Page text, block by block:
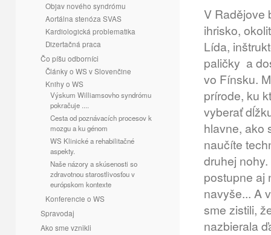
Objav nového syndrómu
Aortálna stenóza SVAS
Kardiologická problematika
Dizertačná praca
Čo píšu odborníci
Články o WS v Slovenčine
Knihy o WS
Výskum Williamsovho syndrómu
pokračuje ....
Cesta od poznávacích procesov k
mozgu a ku génom
WS Klinické a rehabilitačné
aspekty.
Naše názory a skúsenosti so
zdravotnou starostlivosťou v
európskom kontexte
Konferencie o WS
Spravodaj
Ako sme vznikli
V Radějove
ihrisko,
Lída,
paličky a
vo Fínsku.
prírode, ku
vyberať
hlavne, ako
naučíte
druhej
postupne aj
navyše... A
sme zistili,
nazbierala